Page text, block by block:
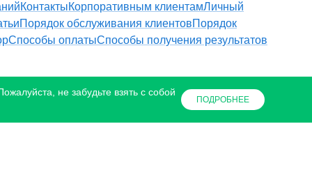
КонтактыКорпоративным клиентамЛичный
Порядок обслуживания клиентовПорядок
Способы оплатыСпособы получения результатов
не забудьте взять с собой
ПОДРОБНЕЕ